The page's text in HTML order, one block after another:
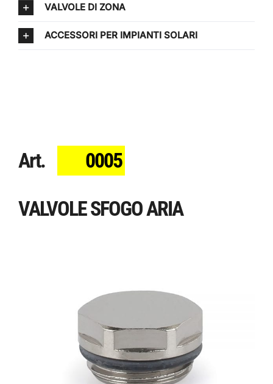
Art. 0005
VALVOLE SFOGO ARIA
VALVOLE DI ZONA
ACCESSORI PER IMPIANTI SOLARI